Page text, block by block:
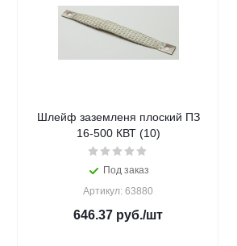
Шлейф заземленя плоский ПЗ
16-500 КВТ (10)
Под заказ
Артикул: 63880
646.37 руб./шт